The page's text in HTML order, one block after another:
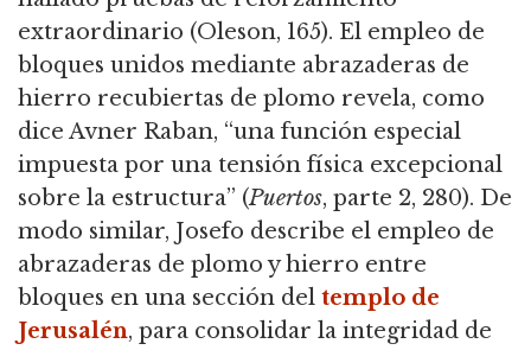
extraordinario (Oleson, 165). El empleo de
bloques unidos mediante abrazaderas de
hierro recubiertas de plomo revela, como
dice Avner Raban, “una función especial
impuesta por una tensión física excepcional
sobre la estructura” (Puertos, parte 2, 280). De
modo similar, Josefo describe el empleo de
abrazaderas de plomo y hierro entre
bloques en una sección del templo de
Jerusalén, para consolidar la integridad de